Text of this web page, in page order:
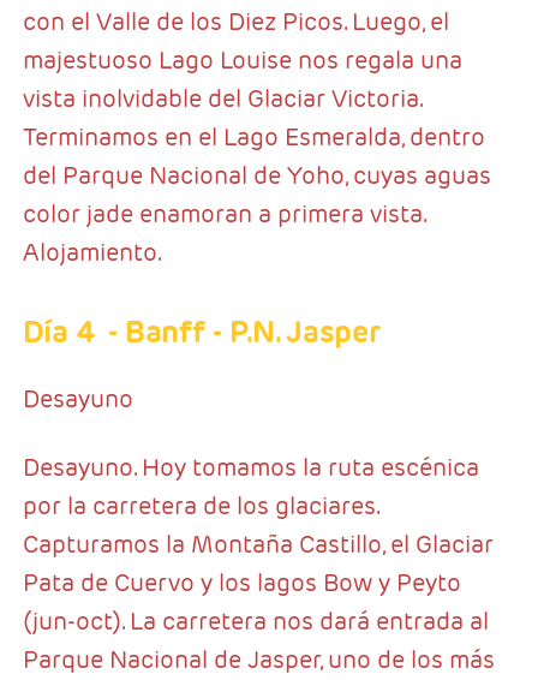
con el Valle de los Diez Picos. Luego, el
majestuoso Lago Louise nos regala una
vista inolvidable del Glaciar Victoria.
Terminamos en el Lago Esmeralda, dentro
del Parque Nacional de Yoho, cuyas aguas
color jade enamoran a primera vista.
Alojamiento.
Día 4 - Banff - P.N. Jasper
Desayuno
Desayuno. Hoy tomamos la ruta escénica
por la carretera de los glaciares.
Capturamos la Montaña Castillo, el Glaciar
Pata de Cuervo y los lagos Bow y Peyto
(jun-oct). La carretera nos dará entrada al
Parque Nacional de Jasper, uno de los más